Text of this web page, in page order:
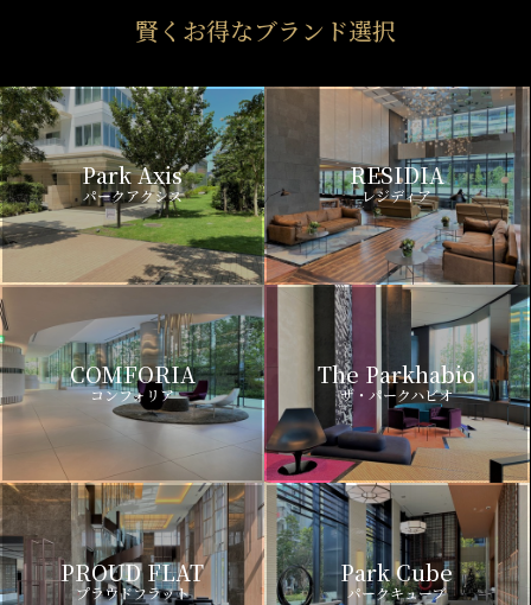
賢くお得なブランド選択
Park Axis
パークアクシス
RESIDIA
レジディア
COMFORIA
コンフォリア
The Parkhabio
ザ・パークハビオ
PROUD FLAT
プラウドフラット
Park Cube
パークキューブ